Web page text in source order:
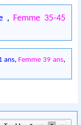
, Femme 35-45
ans, Femme 39 ans,